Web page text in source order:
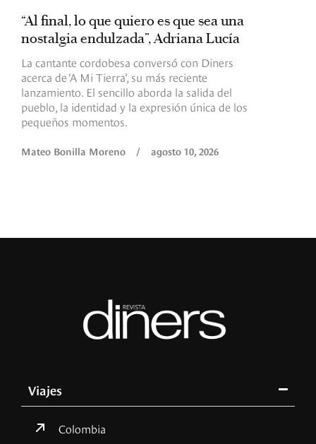
“Al final, lo que quiero es que sea una
nostalgia endulzada”, Adriana Lucía
La cantante cordobesa conversó con Diners
acerca de ‘A Mi Tierra’, su más reciente
lanzamiento. El sencillo aborda la salida del
pueblo, la identidad y la expresión única de los
pequeños momentos.
Mateo Bonilla Moreno / agosto 10, 2026
Viajes
Colombia